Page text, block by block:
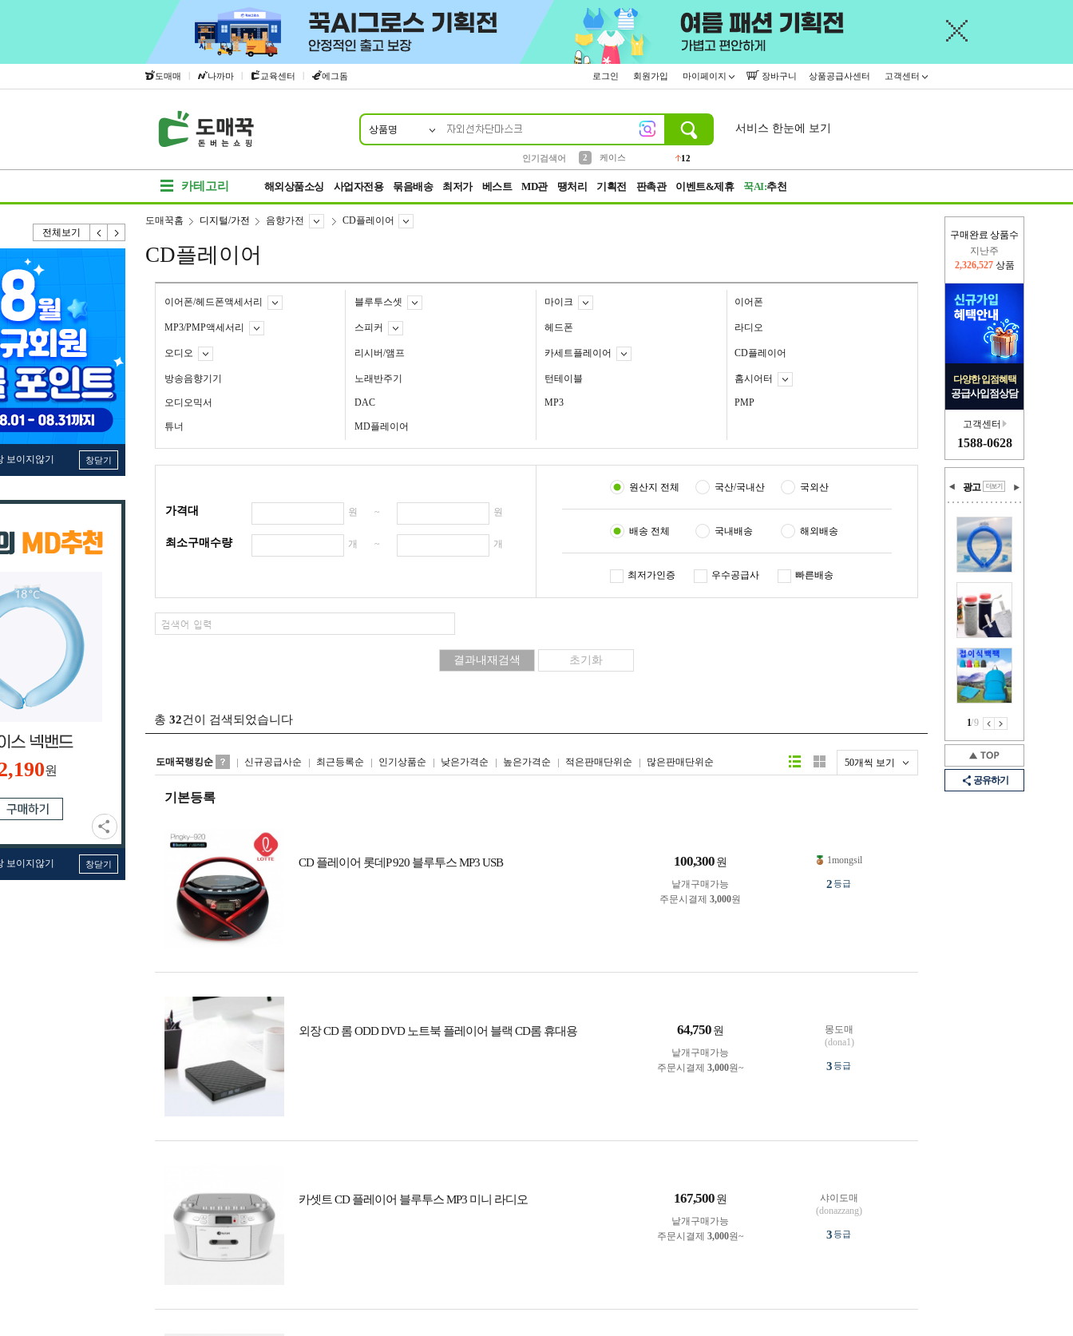
도매매 | 나까마 | 교육센터 | 에그돔 로그인 회원가입 마이페이지 장바구니 상품공급사센터 고객센터
상품명
인기검색어
2
케이스
12
서비스 한눈에 보기
카테고리 해외상품소싱 사업자전용 묶음배송 최저가 베스트 MD관 땡처리 기획전 판촉관 이벤트&제휴 꾹AI:추천
전체보기
보이지않기 창닫기
원
보이지않기 창닫기
구매완료 상품수
이번주
2,285,565 상품
다양한 입점혜택
공급사입점상담
고객센터
1588-0628
광고
1/9
공유하기
도매꾹홈 디지털/가전 음향가전 CD플레이어
CD플레이어
이어폰/헤드폰액세서리 블루투스셋 마이크 이어폰
MP3/PMP액세서리 스피커 헤드폰 라디오
오디오 리시버/앰프 카세트플레이어 CD플레이어
방송음향기기 노래반주기 턴테이블 홈시어터
오디오믹서 DAC MP3 PMP
튜너 MD플레이어
가격대 원 ~ 원
최소구매수량 개 ~ 개
원산지 전체 국산/국내산 국외산
배송 전체 국내배송 해외배송
최저가인증 우수공급사 빠른배송
총 32건이 검색되었습니다
도매꾹랭킹순 신규공급사순 최근등록순 인기상품순 낮은가격순 높은가격순 적은판매단위순 많은판매단위순 50개씩 보기
리스트형갤러리형
기본등록
CD 플레이어 롯데P 920 블루투스 MP3 USB 100,300 원
낱개구매가능
주문시결제 3,000원
1mongsil
2등급
외장 CD 롬 ODD DVD 노트북 플레이어 블랙 CD롬 휴대용 64,750 원
낱개구매가능
주문시결제 3,000원~
몽도매
(dona1)
3등급
카셋트 CD 플레이어 블루투스 MP3 미니 라디오 167,500 원
낱개구매가능
주문시결제 3,000원~
샤이도매
(donazzang)
3등급